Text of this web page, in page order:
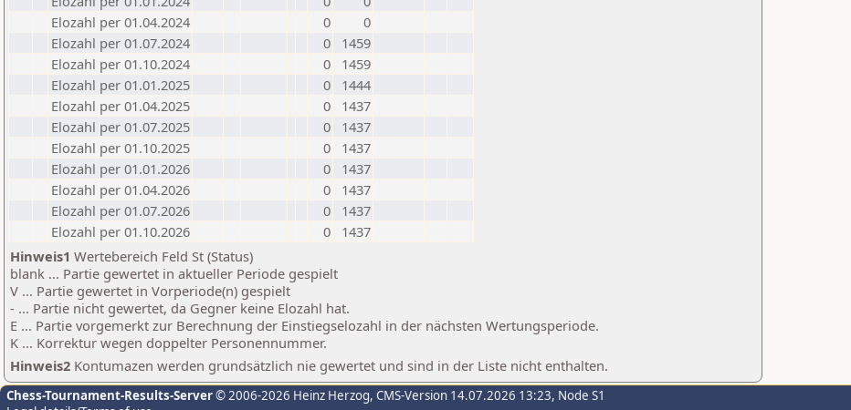
Elozahl per 01.04.2024
0
0
Elozahl per 01.07.2024
0
1459
Elozahl per 01.10.2024
0
1459
Elozahl per 01.01.2025
0
1444
Elozahl per 01.04.2025
0
1437
Elozahl per 01.07.2025
0
1437
Elozahl per 01.10.2025
0
1437
Elozahl per 01.01.2026
0
1437
Elozahl per 01.04.2026
0
1437
Elozahl per 01.07.2026
0
1437
Elozahl per 01.10.2026
0
1437
Hinweis1 Wertebereich Feld St (Status)
blank ... Partie gewertet in aktueller Periode gespielt
V ... Partie gewertet in Vorperiode(n) gespielt
- ... Partie nicht gewertet, da Gegner keine Elozahl hat.
E ... Partie vorgemerkt zur Berechnung der Einstiegselozahl in der nächsten Wertungsperiode.
K ... Korrektur wegen doppelter Personennummer.
Hinweis2 Kontumazen werden grundsätzlich nie gewertet und sind in der Liste nicht enthalten.
Chess-Tournament-Results-Server© 2006-2026 Heinz Herzog, CMS-Version 14.07.2026 13:23, Node S1